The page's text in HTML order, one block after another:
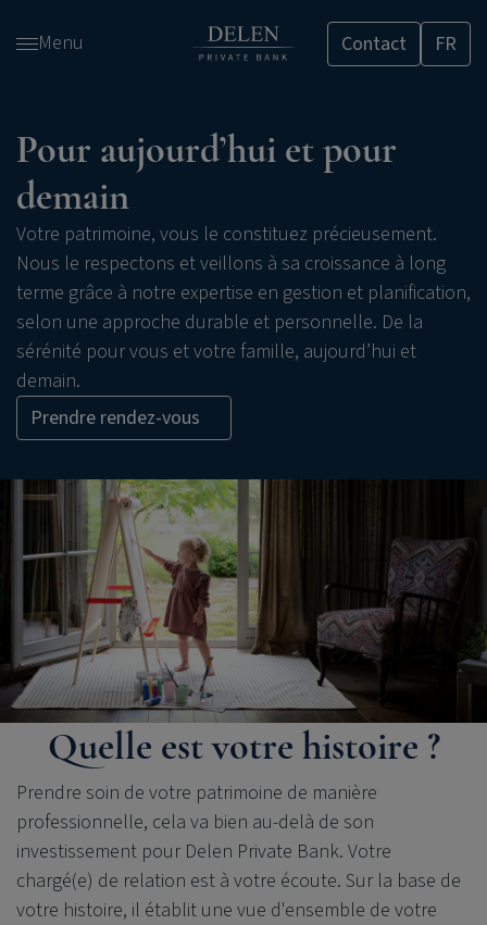
contenu
Menu Contact FR
Pour aujourd’hui et pour
demain
Votre patrimoine, vous le constituez précieusement.
Nous le respectons et veillons à sa croissance à long
terme grâce à notre expertise en gestion et planification,
selon une approche durable et personnelle. De la
sérénité pour vous et votre famille, aujourd’hui et
demain.
Prendre rendez-vous
Quelle est votre histoire ?
Prendre soin de votre patrimoine de manière
professionnelle, cela va bien au-delà de son
investissement pour Delen Private Bank. Votre
chargé(e) de relation est à votre écoute. Sur la base de
votre histoire, il établit une vue d'ensemble de votre